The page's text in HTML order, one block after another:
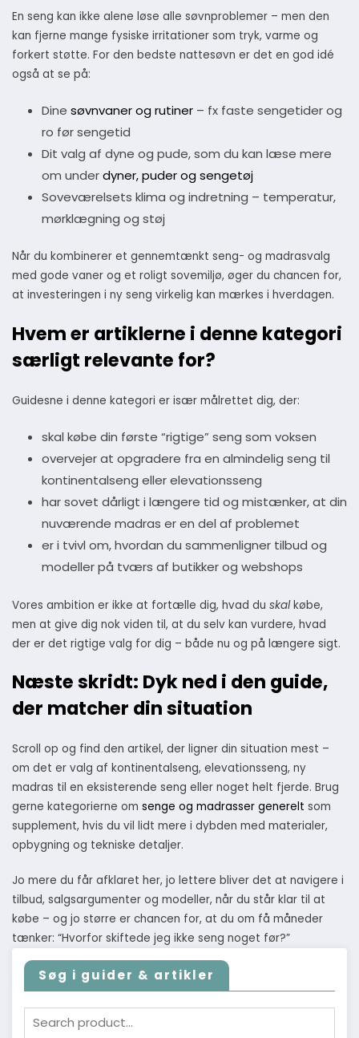
En seng kan ikke alene løse alle søvnproblemer – men den
kan fjerne mange fysiske irritationer som tryk, varme og
forkert støtte. For den bedste nattesøvn er det en god idé
også at se på:
Dine søvnvaner og rutiner– fx faste sengetider og
ro før sengetid
Dit valg af dyne og pude, som du kan læse mere
om underdyner, puder og sengetøj
Soveværelsets klima og indretning – temperatur,
mørklægning og støj
Når du kombinerer et gennemtænkt seng- og madrasvalg
med gode vaner og et roligt sovemiljø, øger du chancen for,
at investeringen i ny seng virkelig kan mærkes i hverdagen.
Hvem er artiklerne i denne kategori
særligt relevante for?
Guidesne i denne kategori er især målrettet dig, der:
skal købe din første “rigtige” seng som voksen
overvejer at opgradere fra en almindelig seng til
kontinentalseng eller elevationsseng
har sovet dårligt i længere tid og mistænker, at din
nuværende madras er en del af problemet
er i tvivl om, hvordan du sammenligner tilbud og
modeller på tværs af butikker og webshops
Vores ambition er ikke at fortælle dig, hvad du skalkøbe,
men at give dig nok viden til, at du selv kan vurdere, hvad
der er det rigtige valg for dig – både nu og på længere sigt.
Næste skridt: Dyk ned i den guide,
der matcher din situation
Scroll op og find den artikel, der ligner din situation mest –
om det er valg af kontinentalseng, elevationsseng, ny
madras til en eksisterende seng eller noget helt fjerde. Brug
gerne kategorierne om senge og madrasser generelt som
supplement, hvis du vil lidt mere i dybden med materialer,
opbygning og tekniske detaljer.
Jo mere du får afklaret her, jo lettere bliver det at navigere i
tilbud, salgsargumenter og modeller, når du står klar til at
købe – og jo større er chancen for, at du om få måneder
tænker: “Hvorfor skiftede jeg ikke seng noget før?”
Søg i guider & artikler